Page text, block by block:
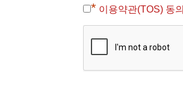
* 이용약관(TOS) 동의